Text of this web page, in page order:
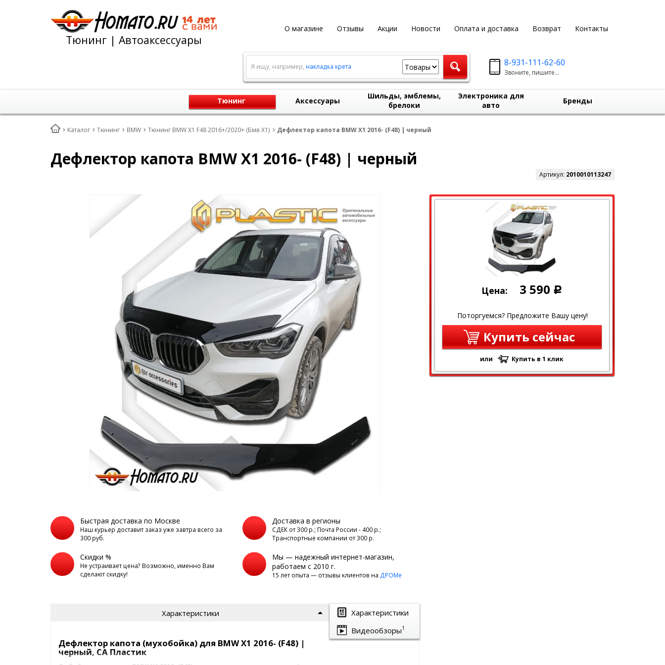
О магазине Отзывы Акции Новости Оплата и доставка Возврат Контакты
Тюнинг | Автоаксессуары
8-931-111-62-60
Звоните, пишите...
Я ищу, например, накладка крета
Тюнинг Аксессуары
Шильды, эмблемы,
брелоки
Электроника для
авто
Бренды
Каталог Тюнинг BMW Тюнинг BMW X1 F48 2016+/2020+ (Бмв Х1) Дефлектор капота BMW X1 2016- (F48) | черный
Дефлектор капота BMW X1 2016- (F48) | черный
Артикул: 2010010113247
Цена: 3 590 Р
Поторгуемся? Предложите Вашу цену!
Купить сейчас
или Купить в 1 клик
Быстрая доставка по Москве
Наш курьер доставит заказ уже завтра всего за
300 руб.
Доставка в регионы
СДЕК от 300 р.; Почта России - 400 р.;
Транспортные компании от 300 р.
Скидки %
Не устраивает цена? Возможно, именно Вам
сделают скидку!
Мы — надежный интернет-магазин,
работаем с 2010 г.
15 лет опыта — отзывы клиентов на ДРОМе
Характеристики
Видеообзоры1
Характеристики
Дефлектор капота (мухобойка) для BMW X1 2016- (F48) |
черный, СА Пластик